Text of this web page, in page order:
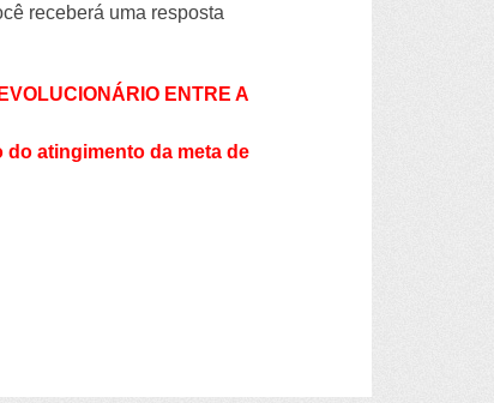
receberá uma resposta
ENTRE A
do atingimento da meta de